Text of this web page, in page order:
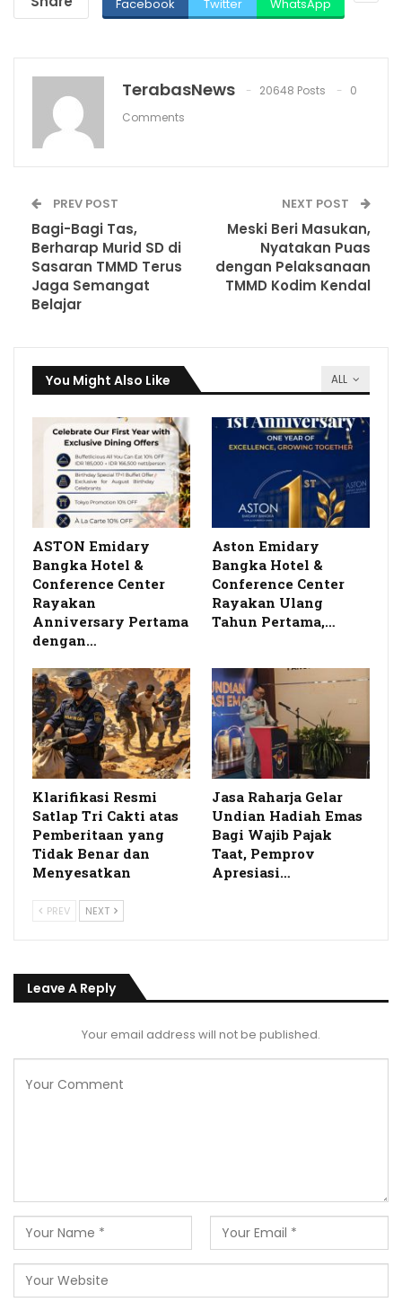
Facebook Twitter WhatsApp
TerabasNews 20648 Posts
0
Comments
PREV POST
Bagi-Bagi Tas,
Berharap Murid SD di
Sasaran TMMD Terus
Jaga Semangat
Belajar
NEXT POST
Meski Beri Masukan,
Nyatakan Puas
dengan Pelaksanaan
TMMD Kodim Kendal
ALL
You Might Also Like
ASTON Emidary
Bangka Hotel &
Conference Center
Rayakan
Anniversary Pertama
dengan…
Aston Emidary
Bangka Hotel &
Conference Center
Rayakan Ulang
Tahun Pertama,…
Klarifikasi Resmi
Satlap Tri Cakti atas
Pemberitaan yang
Tidak Benar dan
Menyesatkan
Jasa Raharja Gelar
Undian Hadiah Emas
Bagi Wajib Pajak
Taat, Pemprov
Apresiasi…
PREV NEXT
Leave A Reply
Your email address will not be published.